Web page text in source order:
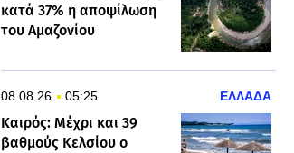
κατά 37% η αποψίλωση
του Αμαζονίου
08.08.26 05:25 ΕΛΛΑΔΑ
Καιρός: Μέχρι και 39
βαθμούς Κελσίου ο